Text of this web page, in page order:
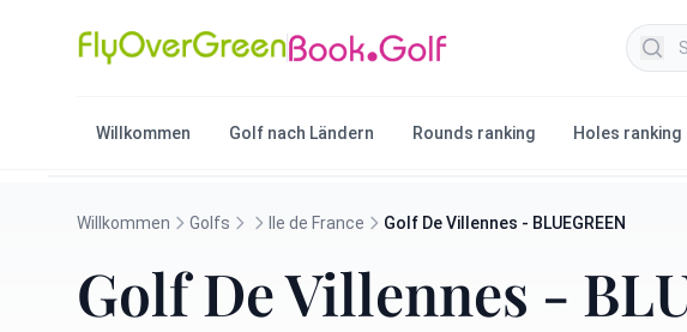
Willkommen Golf nach Ländern Rounds ranking Holes ranking
Willkommen Golfs Ile de France Golf De Villennes - BLUEGREEN
Golf De Villennes -